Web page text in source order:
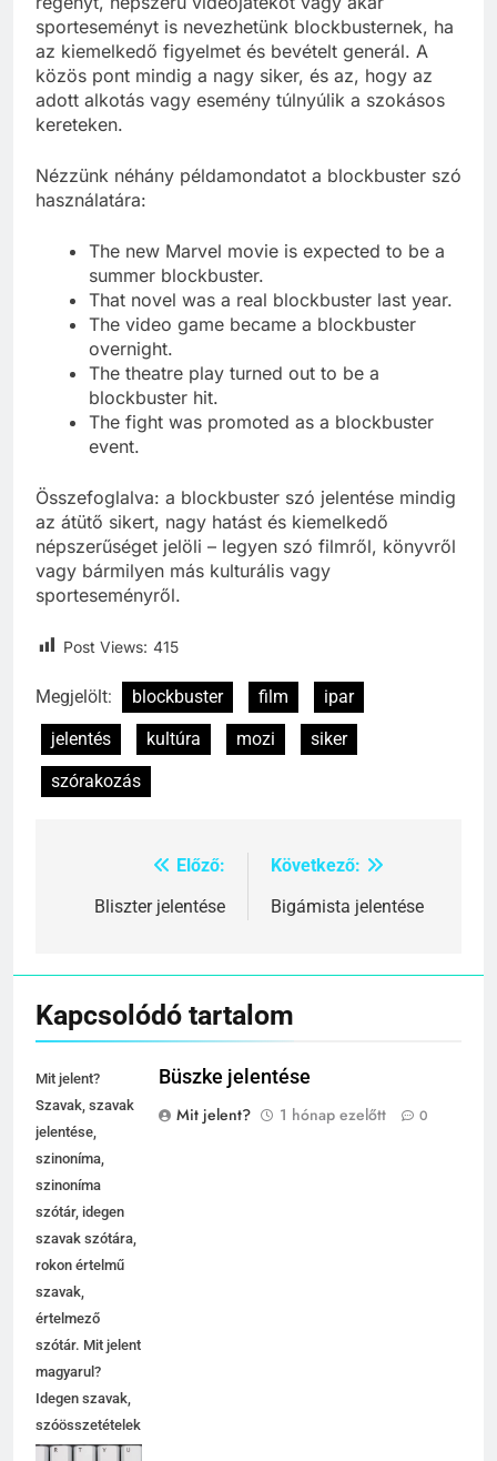
sporteseményt is nevezhetünk blockbusternek, ha
az kiemelkedő figyelmet és bevételt generál. A
közös pont mindig a nagy siker, és az, hogy az
adott alkotás vagy esemény túlnyúlik a szokásos
kereteken.
Nézzünk néhány példamondatot a blockbuster szó
használatára:
The new Marvel movie is expected to be a
summer blockbuster.
That novel was a real blockbuster last year.
The video game became a blockbuster
overnight.
The theatre play turned out to be a
blockbuster hit.
The fight was promoted as a blockbuster
event.
Összefoglalva: a blockbuster szó jelentése mindig
az átütő sikert, nagy hatást és kiemelkedő
népszerűséget jelöli – legyen szó filmről, könyvről
vagy bármilyen más kulturális vagy
sporteseményről.
Post Views: 415
Megjelölt: blockbuster film
ipar
jelentés
kultúra mozi
siker
szórakozás
Bejegyzés
navigáció
Előző:
Bliszter jelentése
Következő:
Bigámista jelentése
Kapcsolódó tartalom
Mit jelent?
Szavak, szavak
jelentése,
szinoníma,
szinoníma
szótár, idegen
szavak szótára,
rokon értelmű
szavak,
értelmező
szótár. Mit jelent
magyarul?
Idegen szavak,
szóösszetételek
jelentése,
Büszke jelentése
Mit jelent?
1 hónap ezelőtt 0